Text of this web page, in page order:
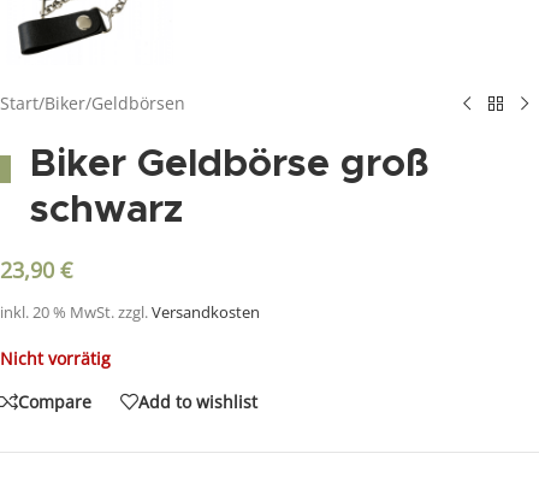
Start/Biker/Geldbörsen
Biker Geldbörse groß
schwarz
23,90 €
inkl. 20 % MwSt.zzgl.Versandkosten
Nicht vorrätig
Compare
Add to wishlist